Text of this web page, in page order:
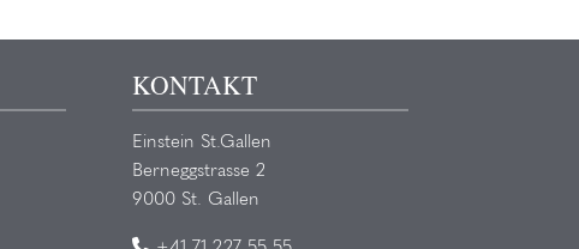
KONTAKT
Einstein St.Gallen
Berneggstrasse 2
9000 St. Gallen